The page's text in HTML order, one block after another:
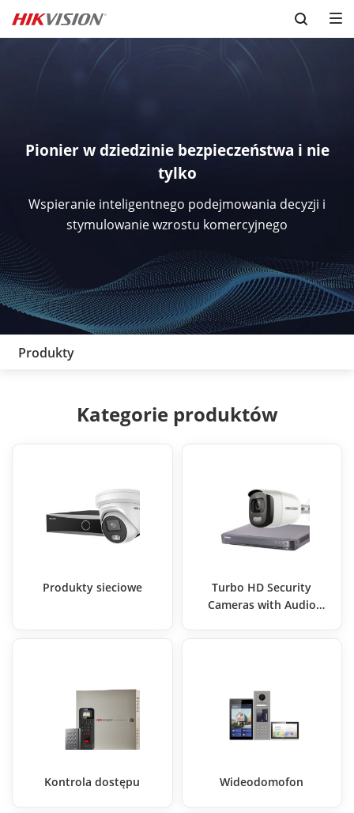
Skip to content
Pionier w dziedzinie bezpieczeństwa i nie
tylko
Wspieranie inteligentnego podejmowania decyzji i
stymulowanie wzrostu komercyjnego
Produkty
Kategorie produktów
Produkty sieciowe
Turbo HD Security
Cameras with Audio
Kontrola dostępu Wideodomofon